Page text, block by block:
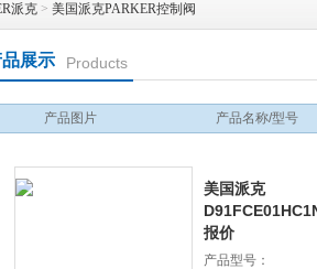
派克 > 美国派克PARKER控制阀
展示 Products
产品图片 产品名称/型号
美国派克
报价
产品型号：